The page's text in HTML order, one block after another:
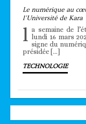
Le numérique au
l’Université de Kara
l a semaine de
lundi 16 mars
signe du
présidée […]
TECHNOLOGIE